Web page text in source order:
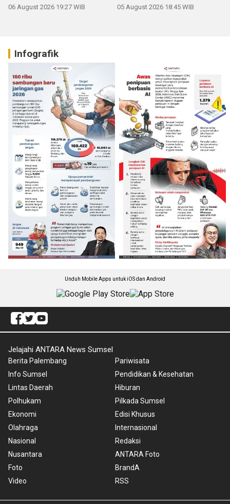
06 August 2026 19:27 WIB 05 August 2026 18:45 WIB
Infografik
Unduh Mobile Apps untuk iOS dan Android
Jelajahi ANTARA News Sumsel
Berita Palembang
Info Sumsel
Lintas Daerah
Polhukam
Ekonomi
Olahraga
Nasional
Nusantara
Foto
Video
Pariwisata
Pendidikan & Kesehatan
Hiburan
Pilkada Sumsel
Edisi Khusus
Internasional
Redaksi
ANTARA Foto
BrandA
RSS